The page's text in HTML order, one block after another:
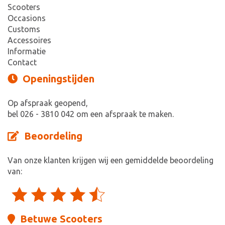
Scooters
Occasions
Customs
Accessoires
Informatie
Contact
Openingstijden
Op afspraak geopend,
bel 026 - 3810 042 om een afspraak te maken.
Beoordeling
Van onze klanten krijgen wij een gemiddelde beoordeling
van:
Betuwe Scooters